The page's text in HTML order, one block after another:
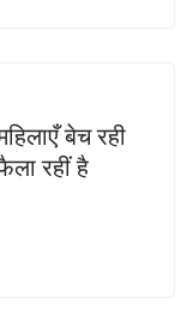
बेच रही
रहीं है